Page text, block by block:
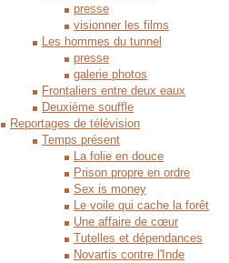
presse
visionner les films
Les hommes du tunnel
presse
galerie photos
Frontaliers entre deux eaux
Deuxième souffle
Reportages de télévision
Temps présent
La folie en douce
Prison propre en ordre
Sex is money
Le voile qui cache la forêt
Une affaire de cœur
Tutelles et dépendances
Novartis contre l'Inde